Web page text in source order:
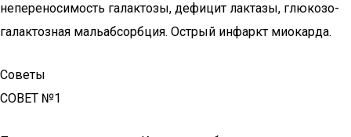
непереносимость галактозы, дефицит лактазы, глюкозо-
галактозная мальабсорбция. Острый инфаркт миокарда.
Советы
СОВЕТ №1